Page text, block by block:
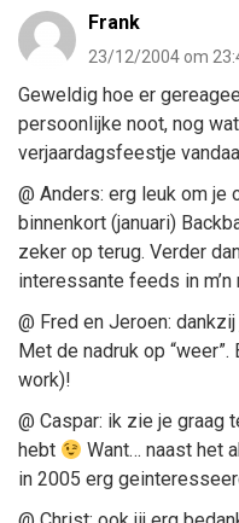
Frank
23/12/2004 om
Geweldig hoe er
persoonlijke noot, nog
verjaardagsfeestje
@ Anders: erg leuk om
binnenkort (januari)
zeker op terug. Verder
interessante feeds in
@ Fred en Jeroen:
Met de nadruk op
work)!
@ Caspar: ik zie je graag
hebt
Want… naast het
in 2005 erg